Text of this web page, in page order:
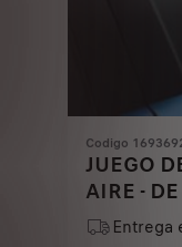
Codigo
JUEGO
AIRE -
Entrega